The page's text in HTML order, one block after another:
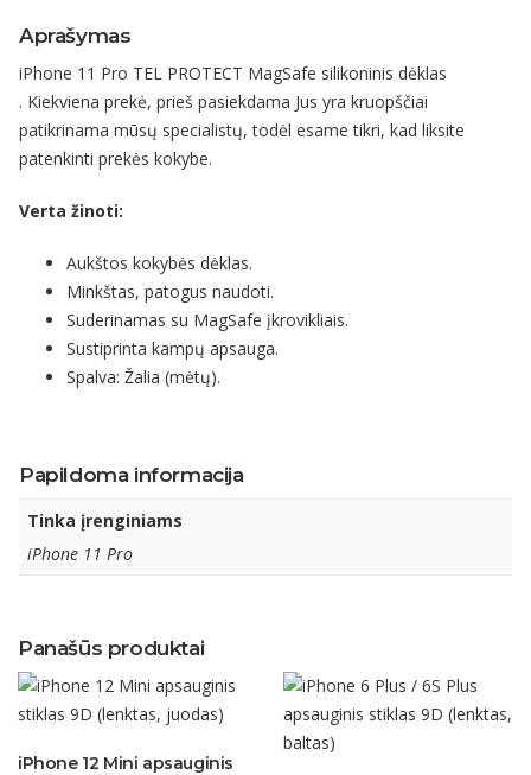
Aprašymas
iPhone 11 Pro TEL PROTECT MagSafe silikoninis dėklas
. Kiekviena prekė, prieš pasiekdama Jus yra kruopščiai
patikrinama mūsų specialistų, todėl esame tikri, kad liksite
patenkinti prekės kokybe.
Verta žinoti:
Aukštos kokybės dėklas.
Minkštas, patogus naudoti.
Suderinamas su MagSafe įkrovikliais.
Sustiprinta kampų apsauga.
Spalva: Žalia (mėtų).
Papildoma informacija
Tinka įrenginiams
iPhone 11 Pro
Panašūs produktai
iPhone 12 Mini apsauginis